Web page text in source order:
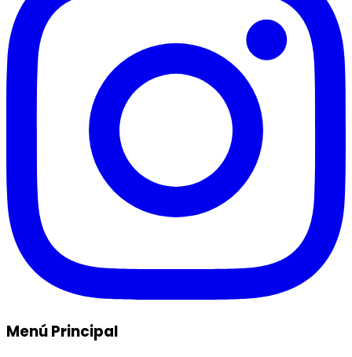
Menú Principal